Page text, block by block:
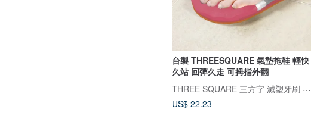
台製 THREESQUARE 氣墊拖鞋 輕快
久站 回彈久走 可拇指外翻
THREE SQUARE 三方字 減塑牙刷 氣墊拖鞋
US$ 22.23